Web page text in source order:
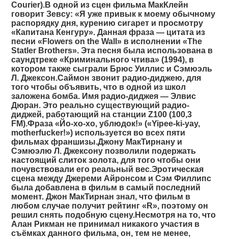
Courier).В одной из сцен фильма МакКлейн
говорит Зевсу: «Я уже привык к моему обычному
распорядку дня, курению сигарет и просмотру
«Капитана Кенгуру». Данная фраза — цитата из
песни «Flowers on the Wall» в исполнении «The
Statler Brothers». Эта песня была использована в
саундтреке «Криминального чтива» (1994), в
котором также сыграли Брюс Уиллис и Сэмюэль
Л. Джексон.Саймон звонит радио-диджею, для
того чтобы объявить, что в одной из школ
заложена бомба. Имя радио-диджея — Элвис
Дюран. Это реально существующий радио-
диджей, работающий на станции Z100 (100,3
FM).Фраза «Йо-хо-хо, ублюдок!» («Yipee-ki-yay,
motherfucker!») используется во всех пяти
фильмах франшизы.Джону МакТирнану и
Сэмюэлю Л. Джексону позволили подержать
настоящий слиток золота, для того чтобы они
почувствовали его реальный вес.Эротическая
сцена между Джереми Айронсом и Сэм Филлипс
была добавлена в фильм в самый последний
момент. Джон МакТирнан знал, что фильм в
любом случае получит рейтинг «R», поэтому он
решил снять подобную сцену.Несмотря на то, что
Алан Рикман не принимал никакого участия в
съёмках данного фильма, он, тем не менее,